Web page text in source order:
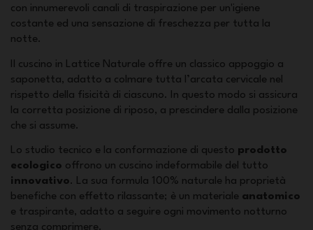
con innumerevoli canali di traspirazione per un'igiene
costante ed una sensazione di freschezza per tutta la
notte.
Il cuscino in Lattice Naturale offre un classico appoggio a
saponetta, adatto a colmare tutta l’arcata cervicale nel
rispetto della fisicità di ciascuno. In questo modo si assicura
la corretta posizione di riposo, a prescindere dalla posizione
che si assume.
Lo studio tecnico e la conformazione di questo prodotto
ecologico offrono un cuscino indeformabile del tutto
innovativo. La sua formula 100% naturale ha proprietà
benefiche con effetto rilassante; è un materiale anatomico
e traspirante, adatto a seguire ogni movimento notturno
senza comprimere.